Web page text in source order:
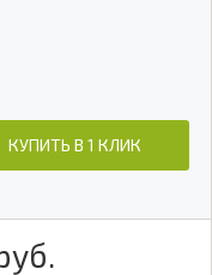
КУПИТЬ В 1 КЛИК